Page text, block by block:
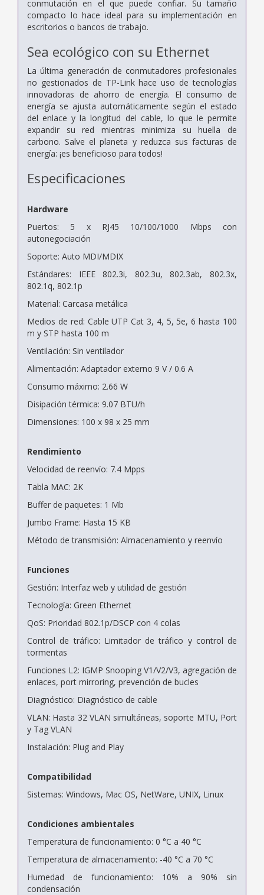
conmutación en el que puede confiar. Su tamaño
compacto lo hace ideal para su implementación en
escritorios o bancos de trabajo.
Sea ecológico con su Ethernet
La última generación de conmutadores profesionales
no gestionados de TP-Link hace uso de tecnologías
innovadoras de ahorro de energía. El consumo de
energía se ajusta automáticamente según el estado
del enlace y la longitud del cable, lo que le permite
expandir su red mientras minimiza su huella de
carbono. Salve el planeta y reduzca sus facturas de
energía: ¡es beneficioso para todos!
Especificaciones
Hardware
Puertos: 5 x RJ45 10/100/1000 Mbps con
autonegociación
Soporte: Auto MDI/MDIX
Estándares: IEEE 802.3i, 802.3u, 802.3ab, 802.3x,
802.1q, 802.1p
Material: Carcasa metálica
Medios de red: Cable UTP Cat 3, 4, 5, 5e, 6 hasta 100
m y STP hasta 100 m
Ventilación: Sin ventilador
Alimentación: Adaptador externo 9 V / 0.6 A
Consumo máximo: 2.66 W
Disipación térmica: 9.07 BTU/h
Dimensiones: 100 x 98 x 25 mm
Rendimiento
Velocidad de reenvío: 7.4 Mpps
Tabla MAC: 2K
Buffer de paquetes: 1 Mb
Jumbo Frame: Hasta 15 KB
Método de transmisión: Almacenamiento y reenvío
Funciones
Gestión: Interfaz web y utilidad de gestión
Tecnología: Green Ethernet
QoS: Prioridad 802.1p/DSCP con 4 colas
Control de tráfico: Limitador de tráfico y control de
tormentas
Funciones L2: IGMP Snooping V1/V2/V3, agregación de
enlaces, port mirroring, prevención de bucles
Diagnóstico: Diagnóstico de cable
VLAN: Hasta 32 VLAN simultáneas, soporte MTU, Port
y Tag VLAN
Instalación: Plug and Play
Compatibilidad
Sistemas: Windows, Mac OS, NetWare, UNIX, Linux
Condiciones ambientales
Temperatura de funcionamiento: 0 °C a 40 °C
Temperatura de almacenamiento: -40 °C a 70 °C
Humedad de funcionamiento: 10% a 90% sin
condensación